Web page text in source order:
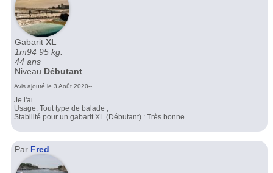
Gabarit XL
1m94 95 kg.
44 ans
Niveau Débutant
Avis ajouté le 3 Août 2020--
Je l'ai
Usage: Tout type de balade ;
Stabilité pour un gabarit XL (Débutant) : Très bonne
Par Fred